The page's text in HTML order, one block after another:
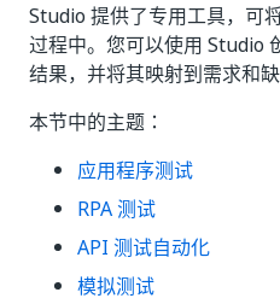
Studio 提供了专用工具，可
过程中。您可以使用 Studio
结果，并将其映射到需求和
本节中的主题：
应用程序测试
RPA 测试
API 测试自动化
模拟测试